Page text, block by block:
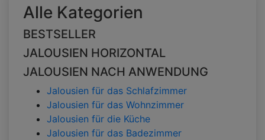
Alle Kategorien
BESTSELLER
JALOUSIEN HORIZONTAL
JALOUSIEN NACH ANWENDUNG
Jalousien für das Schlafzimmer
Jalousien für das Wohnzimmer
Jalousien für die Küche
Jalousien für das Badezimmer